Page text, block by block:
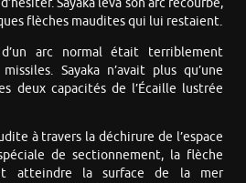
Sayaka leva son arc recourbé,
flèches maudites qui lui restaient.
arc normal était terriblement
Sayaka n’avait plus qu’une
deux capacités de l’Écaille lustrée
à travers la déchirure de l’espace
de sectionnement, la flèche
atteindre la surface de la mer